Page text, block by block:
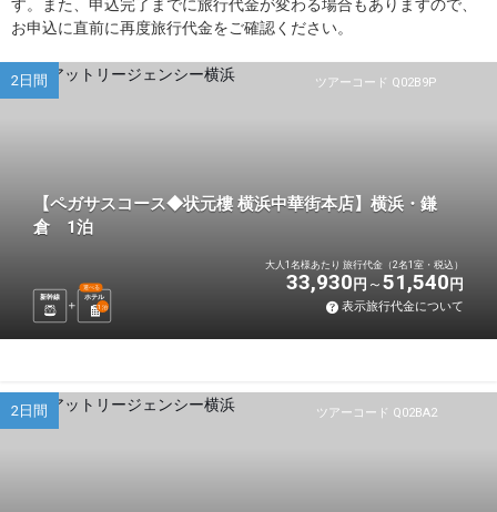
す。また、申込完了までに旅行代金が変わる場合もありますので、
お申込に直前に再度旅行代金をご確認ください。
ツアーコード Q02B9P
2日間
【ペガサスコース◆状元樓 横浜中華街本店】横浜・鎌
倉 1泊
新幹線 ホテル
選べる
1 泊
大人1名様あたり 旅行代金（2名1室・税込）
33,930 円 51,540 円
表示旅行代金について
ツアーコード Q02BA2
2日間